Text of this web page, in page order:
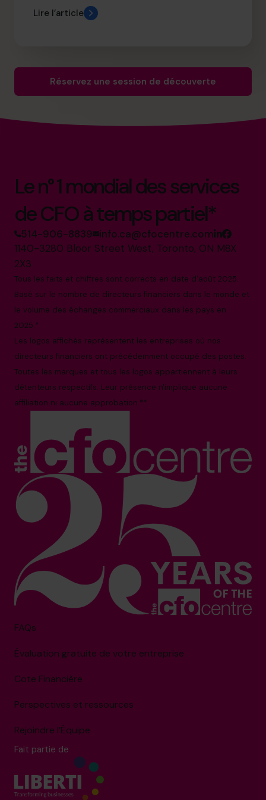
Lire l’article
Réservez une session de découverte
Le n° 1 mondial des services
de CFO à temps partiel*
514-906-8839 info.ca@cfocentre.com
1140-3280 Bloor Street West, Toronto, ON M8X
2X3
Tous les faits et chiffres sont corrects en date d'août 2025.
Basé sur le nombre de directeurs financiers dans le monde et
le volume des échanges commerciaux dans les pays en
2025.*
Les logos affichés représentent les entreprises où nos
directeurs financiers ont précédemment occupé des postes.
Toutes les marques et tous les logos appartiennent à leurs
détenteurs respectifs. Leur présence n'implique aucune
affiliation ni aucune approbation.**
FAQs
Évaluation gratuite de votre entreprise
Cote Financière
Perspectives et ressources
Rejoindre l’Équipe
Fait partie de